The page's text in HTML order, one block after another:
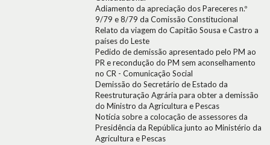
Adiamento da apreciação dos Pareceres n.º
9/79 e 8/79 da Comissão Constitucional
Relato da viagem do Capitão Sousa e Castro a
países do Leste
Pedido de demissão apresentado pelo PM ao
PR e recondução do PM sem aconselhamento
no CR - Comunicação Social
Demissão do Secretário de Estado da
Reestruturação Agrária para obter a demissão
do Ministro da Agricultura e Pescas
Notícia sobre a colocação de assessores da
Presidência da República junto ao Ministério da
Agricultura e Pescas